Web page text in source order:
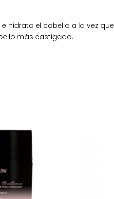
hidrata el cabello a la vez
más castigado.